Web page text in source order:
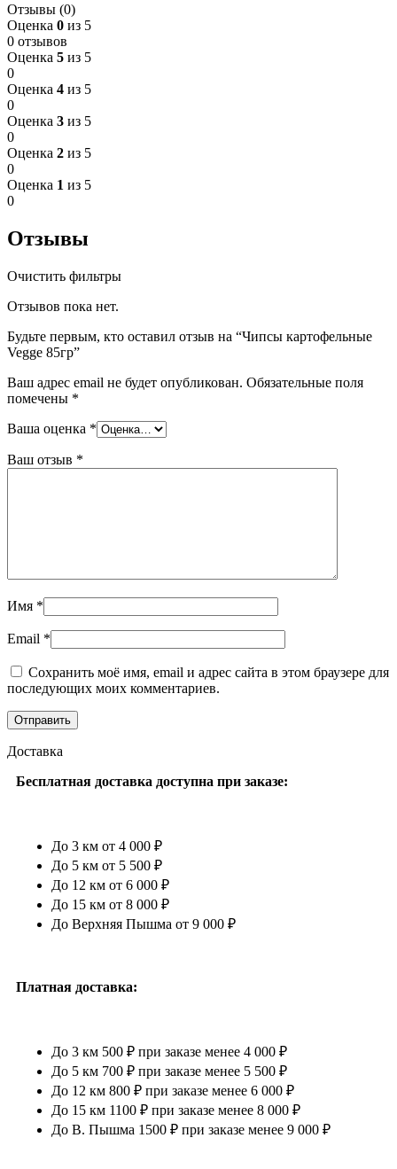
Отзывы (0)
Оценка 0 из 5
0 отзывов
Оценка 5 из 5
0
Оценка 4 из 5
0
Оценка 3 из 5
0
Оценка 2 из 5
0
Оценка 1 из 5
0
Отзывы
Очистить фильтры
Отзывов пока нет.
Будьте первым, кто оставил отзыв на “Чипсы картофельные
Vegge 85гр”
Ваш адрес email не будет опубликован. Обязательные поля
помечены *
Ваша оценка *
Ваш отзыв *
Имя *
Email *
Сохранить моё имя, email и адрес сайта в этом браузере для
последующих моих комментариев.
Доставка
Бесплатная доставка доступна при заказе:
До 3 км от 4 000 ₽
До 5 км от 5 500 ₽
До 12 км от 6 000 ₽
До 15 км от 8 000 ₽
До Верхняя Пышма от 9 000 ₽
Платная доставка:
До 3 км 500 ₽ при заказе менее 4 000 ₽
До 5 км 700 ₽ при заказе менее 5 500 ₽
До 12 км 800 ₽ при заказе менее 6 000 ₽
До 15 км 1100 ₽ при заказе менее 8 000 ₽
До В. Пышма 1500 ₽ при заказе менее 9 000 ₽